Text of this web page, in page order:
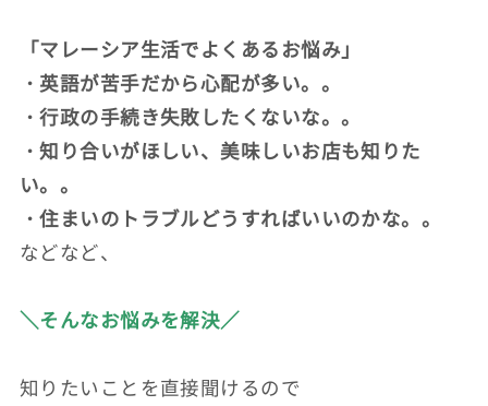
「マレーシア生活でよくあるお悩み」
・英語が苦手だから心配が多い。。
・行政の手続き失敗したくないな。。
・知り合いがほしい、美味しいお店も知りた
い。。
・住まいのトラブルどうすればいいのかな。。
などなど、
＼そんなお悩みを解決／
知りたいことを直接聞けるので